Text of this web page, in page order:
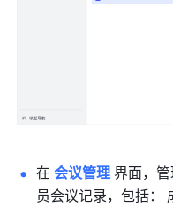
在 会议管理 界面，
员会议记录，包括：